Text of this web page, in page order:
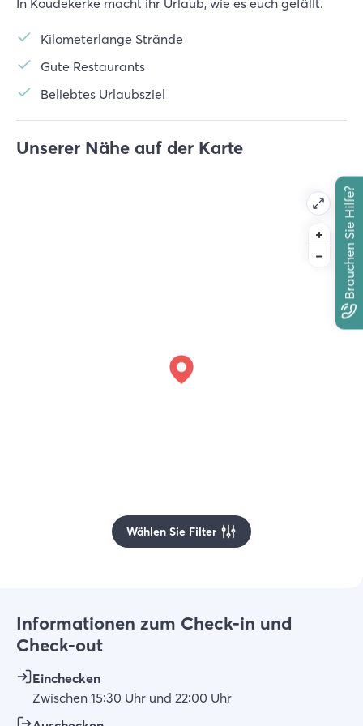
Brauchen Sie Hilfe?
In Koudekerke macht ihr Urlaub, wie es euch gefällt.
Kilometerlange Strände
Gute Restaurants
Beliebtes Urlaubsziel
Unserer Nähe auf der Karte
Wählen Sie Filter
Informationen zum Check-in und
Check-out
Einchecken
Zwischen 15:30 Uhr und 22:00 Uhr